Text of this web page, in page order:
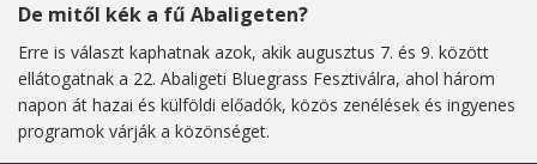
De mitől kék a fű Abaligeten?
Erre is választ kaphatnak azok, akik augusztus 7. és 9. között
ellátogatnak a 22. Abaligeti Bluegrass Fesztiválra, ahol három
napon át hazai és külföldi előadók, közös zenélések és ingyenes
programok várják a közönséget.